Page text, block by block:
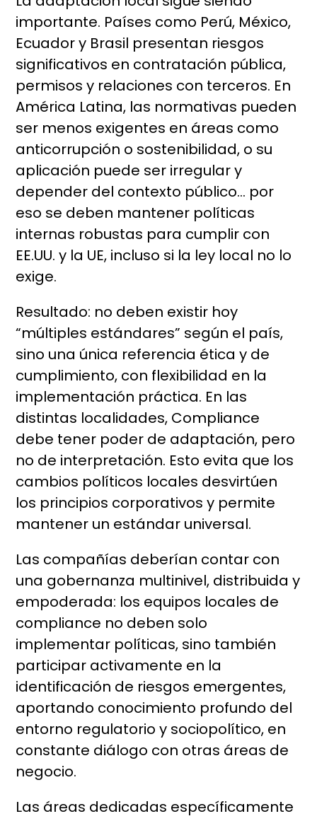
importante. Países como Perú, México,
Ecuador y Brasil presentan riesgos
significativos en contratación pública,
permisos y relaciones con terceros. En
América Latina, las normativas pueden
ser menos exigentes en áreas como
anticorrupción o sostenibilidad, o su
aplicación puede ser irregular y
depender del contexto público… por
eso se deben mantener políticas
internas robustas para cumplir con
EE.UU. y la UE, incluso si la ley local no lo
exige.
Resultado: no deben existir hoy
“múltiples estándares” según el país,
sino una única referencia ética y de
cumplimiento, con flexibilidad en la
implementación práctica. En las
distintas localidades, Compliance
debe tener poder de adaptación, pero
no de interpretación. Esto evita que los
cambios políticos locales desvirtúen
los principios corporativos y permite
mantener un estándar universal.
Las compañías deberían contar con
una gobernanza multinivel, distribuida y
empoderada: los equipos locales de
compliance no deben solo
implementar políticas, sino también
participar activamente en la
identificación de riesgos emergentes,
aportando conocimiento profundo del
entorno regulatorio y sociopolítico, en
constante diálogo con otras áreas de
negocio.
Las áreas dedicadas específicamente